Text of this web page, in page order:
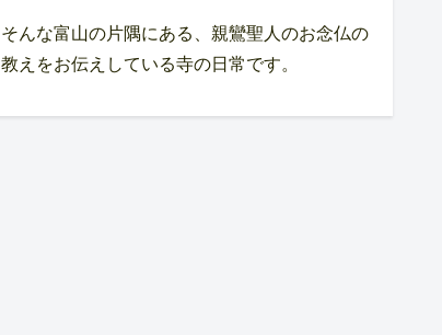
そんな富山の片隅にある、親鸞聖人のお念仏の
教えをお伝えしている寺の日常です。